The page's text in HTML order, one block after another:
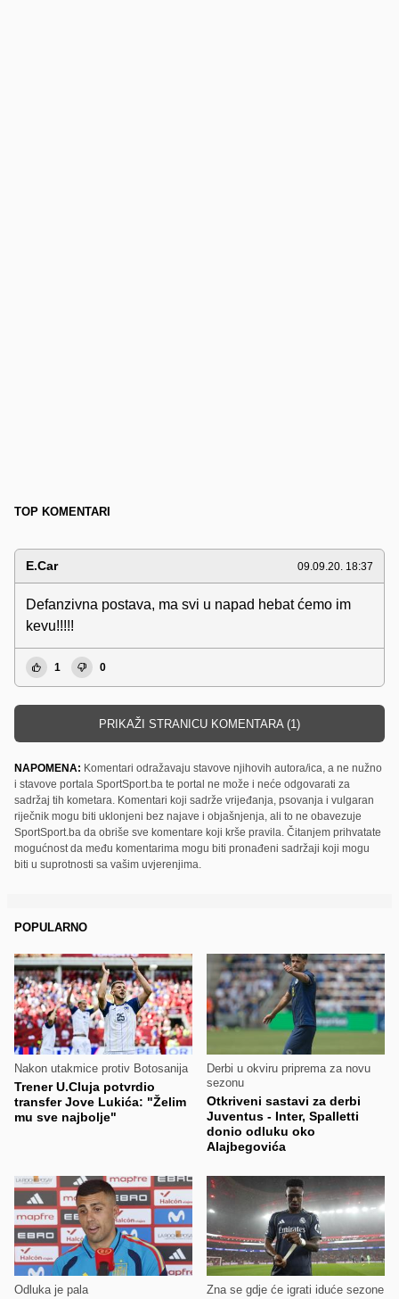
TOP KOMENTARI
E.Car 09.09.20. 18:37
Defanzivna postava, ma svi u napad hebat ćemo im
kevu!!!!!
1 0
PRIKAŽI STRANICU KOMENTARA (1)
NAPOMENA: Komentari odražavaju stavove njihovih autora/ica, a ne nužno
i stavove portala SportSport.ba te portal ne može i neće odgovarati za
sadržaj tih kometara. Komentari koji sadrže vrijeđanja, psovanja i vulgaran
riječnik mogu biti uklonjeni bez najave i objašnjenja, ali to ne obavezuje
SportSport.ba da obriše sve komentare koji krše pravila. Čitanjem prihvatate
mogućnost da među komentarima mogu biti pronađeni sadržaji koji mogu
biti u suprotnosti sa vašim uvjerenjima.
POPULARNO
Nakon utakmice protiv Botosanija
Trener U.Cluja potvrdio
transfer Jove Lukića: "Želim
mu sve najbolje"
Derbi u okviru priprema za novu
sezonu
Otkriveni sastavi za derbi
Juventus - Inter, Spalletti
donio odluku oko
Alajbegovića
Odluka je pala Zna se gdje će igrati iduće sezone